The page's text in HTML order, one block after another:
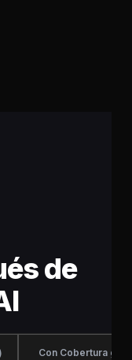
de
Con Cobertura guAI